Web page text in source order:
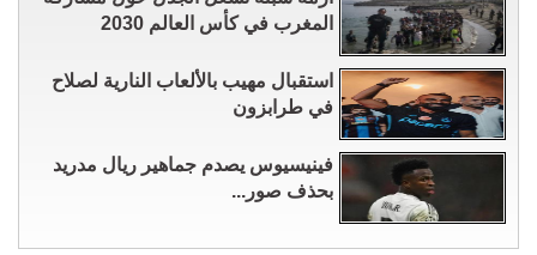
المغرب في كأس العالم 2030
استقبال مهيب بالألعاب النارية لصلاح
في طرابزون
فينيسيوس يصدم جماهير ريال مدريد
بحذف صور...